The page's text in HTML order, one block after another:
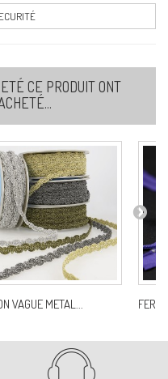
CE PRODUIT ONT
VAGUE METAL...